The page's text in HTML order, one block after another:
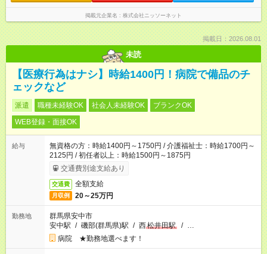
掲載元企業名 株式会社ニッソーネット
掲載日：2026.08.01
未読
【医療行為はナシ】時給1400円！病院で備品のチ
ェックなど
派遣 職種未経験OK 社会人未経験OK
ブランクOK
WEB登録・面接OK
給与
無資格の方：時給1400円～1750円 / 介護福祉士：時給1700円～
2125円 / 初任者以上：時給1500円～1875円
交通費別途支給あり
交通費 全額支給
月収例 20～25万円
勤務地
群馬県安中市
安中駅 / 磯部(群馬県)駅 / 西松井田駅 / …
病院 ★勤務地選べます！